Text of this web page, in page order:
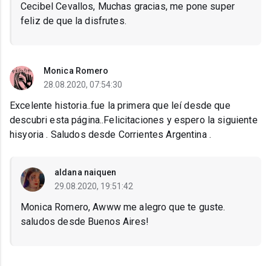
Cecibel Cevallos, Muchas gracias, me pone super
feliz de que la disfrutes.
Monica Romero
28.08.2020, 07:54:30
Excelente historia..fue la primera que leí desde que
descubri esta página..Felicitaciones y espero la siguiente
hisyoria . Saludos desde Corrientes Argentina .
aldana naiquen
29.08.2020, 19:51:42
Monica Romero, Awww me alegro que te guste.
saludos desde Buenos Aires!